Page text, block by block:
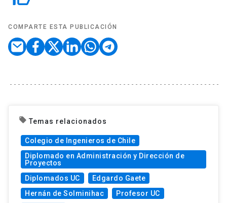
COMPARTE ESTA PUBLICACIÓN
local_offer Temas relacionados
Colegio de Ingenieros de Chile
Diplomado en Administración y Dirección de
Proyectos
Diplomados UC
Edgardo Gaete
Hernán de Solminihac
Profesor UC